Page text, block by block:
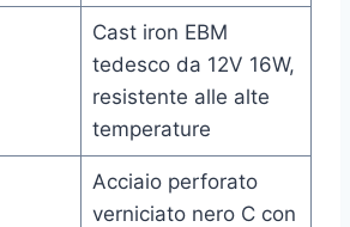
Cast iron EBM
tedesco da 12V 16W,
resistente alle alte
temperature
Acciaio perforato
verniciato nero C con